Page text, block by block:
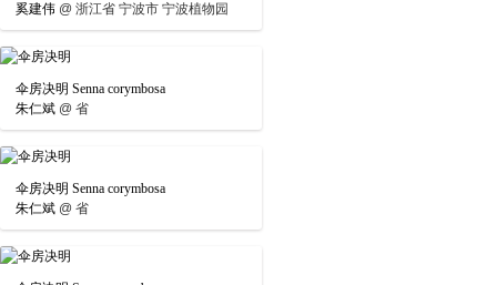
奚建伟 @ 浙江省 宁波市 宁波植物园
伞房决明 Senna corymbosa
朱仁斌 @ 省
伞房决明 Senna corymbosa
朱仁斌 @ 省